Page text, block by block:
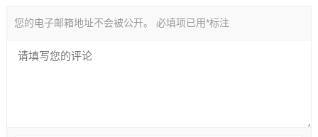
您的电子邮箱地址不会被公开。 必填项已用*标注